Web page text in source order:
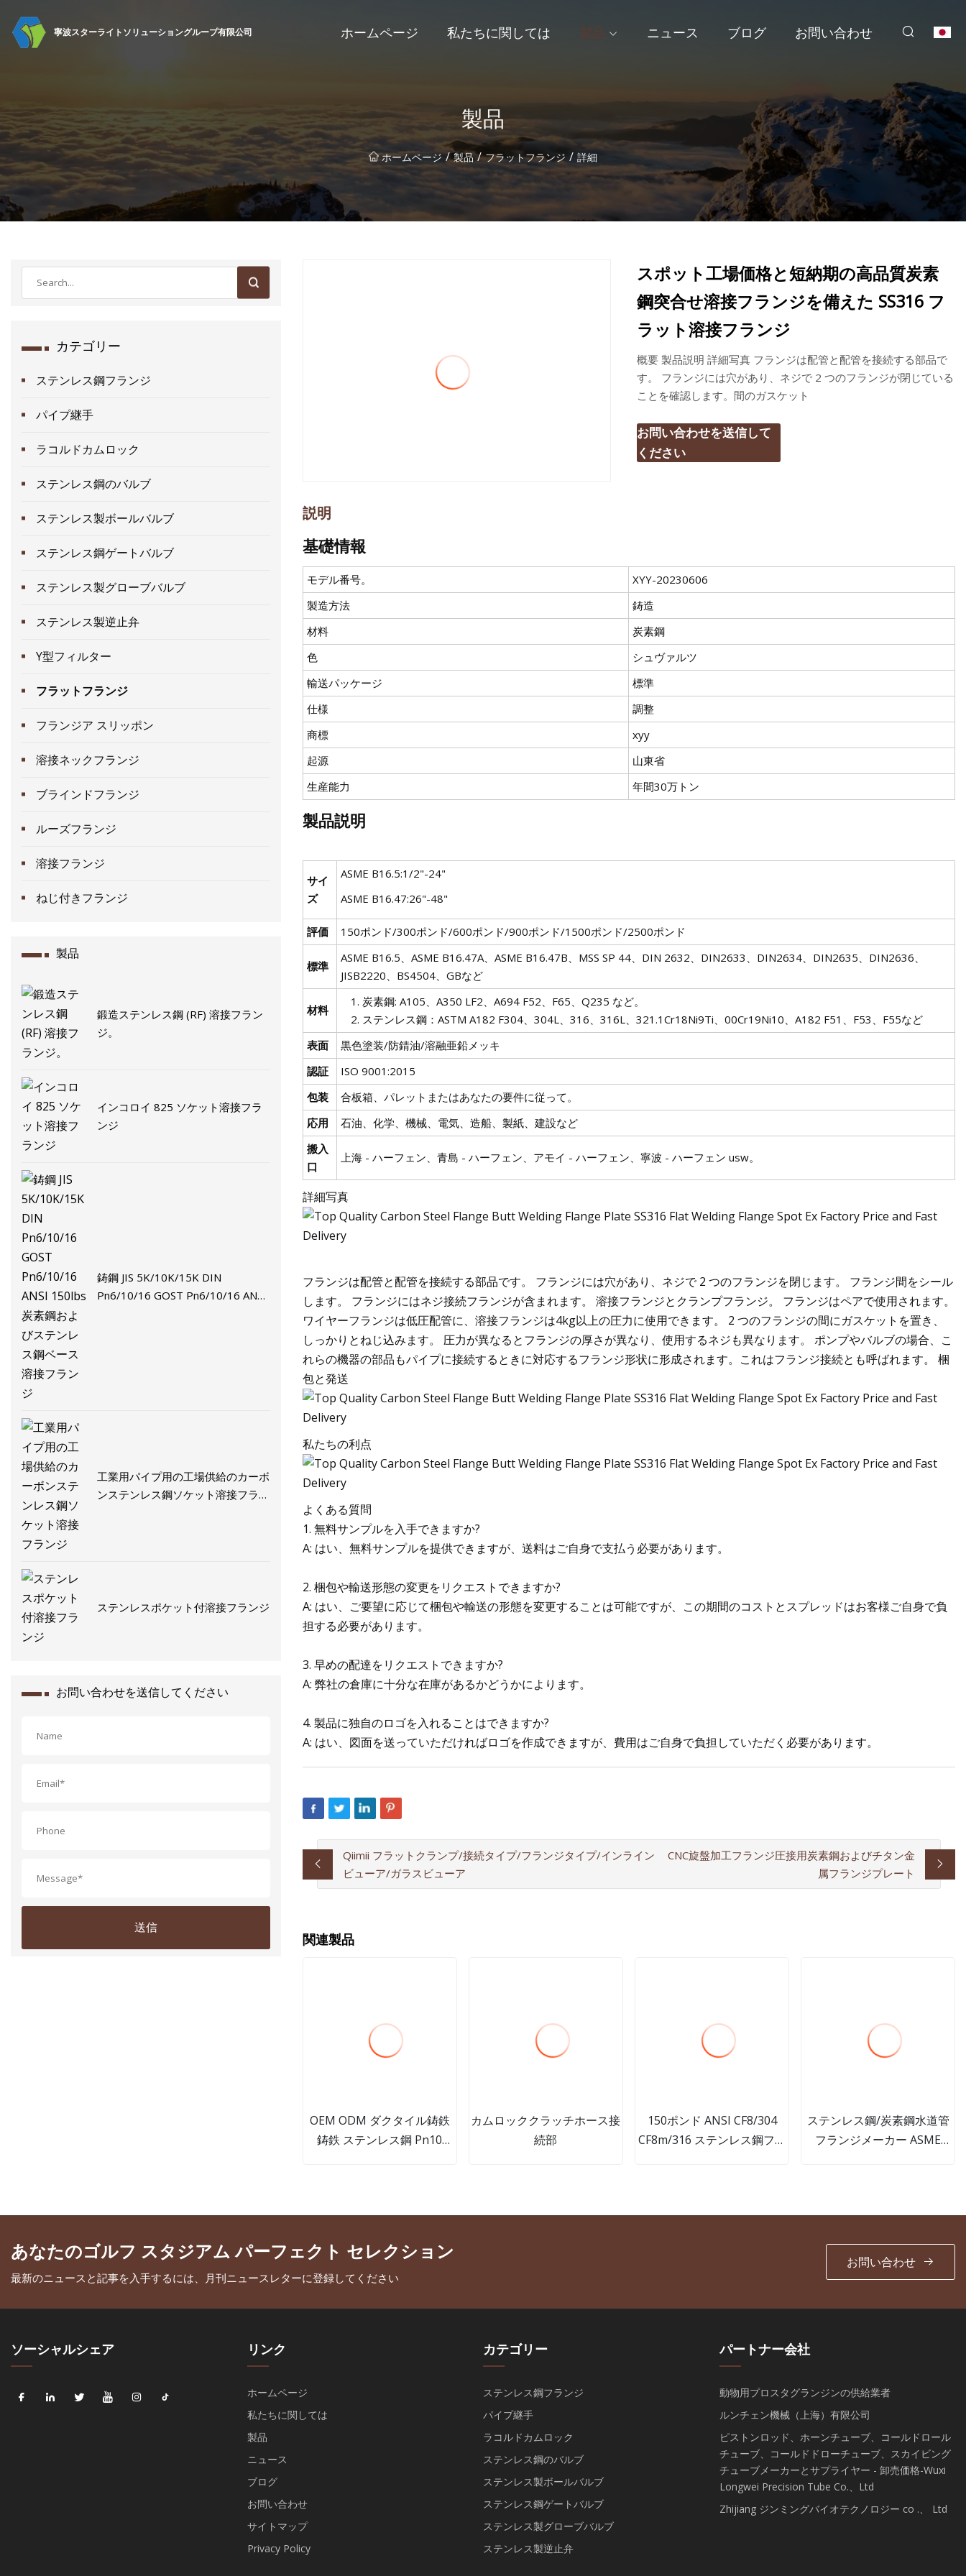
寧波スターライトソリューショングループ有限公司 ホームページ 私たちに関しては 製品 ニュース ブログ お問い合わせ
製品
ホームページ / 製品 / フラットフランジ / 詳細
カテゴリー
ステンレス鋼フランジ
パイプ継手
ラコルドカムロック
ステンレス鋼のバルブ
ステンレス製ボールバルブ
ステンレス鋼ゲートバルブ
ステンレス製グローブバルブ
ステンレス製逆止弁
Y型フィルター
フラットフランジ
フランジア スリッポン
溶接ネックフランジ
ブラインドフランジ
ルーズフランジ
溶接フランジ
ねじ付きフランジ
製品
鍛造ステンレス鋼 (RF) 溶接フラン
ジ。
インコロイ 825 ソケット溶接フラ
ンジ
鋳鋼 JIS 5K/10K/15K DIN
Pn6/10/16 GOST Pn6/10/16 ANSI
工業用パイプ用の工場供給のカーボ
ンステンレス鋼ソケット溶接フラン
ステンレスポケット付溶接フランジ
お問い合わせを送信してください
送信
スポット工場価格と短納期の高品質炭素
鋼突合せ溶接フランジを備えた SS316 フ
ラット溶接フランジ
概要 製品説明 詳細写真 フランジは配管と配管を接続する部品で
す。 フランジには穴があり、ネジで 2 つのフランジが閉じている
ことを確認します。間のガスケット
お問い合わせを送信して
ください
説明
基礎情報
モデル番号。
XYY-20230606
製造方法
鋳造
材料
炭素鋼
色
シュヴァルツ
輸送パッケージ
標準
仕様
調整
商標
xyy
起源
山東省
生産能力
年間30万トン
製品説明
サイ
ズ
ASME B16.5:1/2"-24"
ASME B16.47:26"-48"
評価 150ポンド/300ポンド/600ポンド/900ポンド/1500ポンド/2500ポンド
標準
ASME B16.5、ASME B16.47A、ASME B16.47B、MSS SP 44、DIN 2632、DIN2633、DIN2634、DIN2635、DIN2636、
JISB2220、BS4504、GBなど
材料
炭素鋼: A105、A350 LF2、A694 F52、F65、Q235 など。
ステンレス鋼：ASTM A182 F304、304L、316、316L、321.1Cr18Ni9Ti、00Cr19Ni10、A182 F51、F53、F55など
表面
黒色塗装/防錆油/溶融亜鉛メッキ
認証
ISO 9001:2015
包装
合板箱、パレットまたはあなたの要件に従って。
応用
石油、化学、機械、電気、造船、製紙、建設など
搬入
口
上海 - ハーフェン、青島 - ハーフェン、アモイ - ハーフェン、寧波 - ハーフェン usw。
詳細写真
フランジは配管と配管を接続する部品です。 フランジには穴があり、ネジで 2 つのフランジを閉じます。 フランジ間をシール
します。 フランジにはネジ接続フランジが含まれます。 溶接フランジとクランプフランジ。 フランジはペアで使用されます。
ワイヤーフランジは低圧配管に、溶接フランジは4kg以上の圧力に使用できます。 2 つのフランジの間にガスケットを置き、
しっかりとねじ込みます。 圧力が異なるとフランジの厚さが異なり、使用するネジも異なります。 ポンプやバルブの場合、こ
れらの機器の部品もパイプに接続するときに対応するフランジ形状に形成されます。これはフランジ接続とも呼ばれます。 梱
包と発送
私たちの利点
よくある質問
1. 無料サンプルを入手できますか?
A: はい、無料サンプルを提供できますが、送料はご自身で支払う必要があります。
2. 梱包や輸送形態の変更をリクエストできますか?
A: はい、ご要望に応じて梱包や輸送の形態を変更することは可能ですが、この期間のコストとスプレッドはお客様ご自身で負
担する必要があります。
3. 早めの配達をリクエストできますか?
A: 弊社の倉庫に十分な在庫があるかどうかによります。
4. 製品に独自のロゴを入れることはできますか?
A: はい、図面を送っていただければロゴを作成できますが、費用はご自身で負担していただく必要があります。
Qiimii フラットクランプ/接続タイプ/フランジタイプ/インライン
ビューア/ガラスビューア
CNC旋盤加工フランジ圧接用炭素鋼およびチタン金
属フランジプレート
関連製品
OEM ODM ダクタイル鋳鉄
鋳鉄 ステンレス鋼 Pn10
ェイバルブ/チェックバルブ/
カムロッククラッチホース接
続部
150ポンド ANSI CF8/304
CF8m/316 ステンレス鋼フラ
ステンレス鋼/炭素鋼水道管
フランジメーカー ASME
クフランジメーカー
あなたのゴルフ スタジアム パーフェクト セレクション
最新のニュースと記事を入手するには、月刊ニュースレターに登録してください
お問い合わせ
ソーシャルシェア リンク
ホームページ
私たちに関しては
製品
ニュース
ブログ
お問い合わせ
サイトマップ
Privacy Policy
カテゴリー
ステンレス鋼フランジ
パイプ継手
ラコルドカムロック
ステンレス鋼のバルブ
ステンレス製ボールバルブ
ステンレス鋼ゲートバルブ
ステンレス製グローブバルブ
ステンレス製逆止弁
パートナー会社
動物用プロスタグランジンの供給業者
ルンチェン機械（上海）有限公司
ピストンロッド、ホーンチューブ、コールドロール
チューブ、コールドドローチューブ、スカイビング
チューブメーカーとサプライヤー - 卸売価格-Wuxi
Longwei Precision Tube Co.、Ltd
Zhijiang ジンミングバイオテクノロジー co .、 Ltd